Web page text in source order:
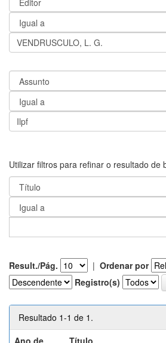
Utilizar filtros para refinar o resultado de
Result./Pág. | Ordenar por
Registro(s)
Resultado 1-1 de 1.
Ano de
Título